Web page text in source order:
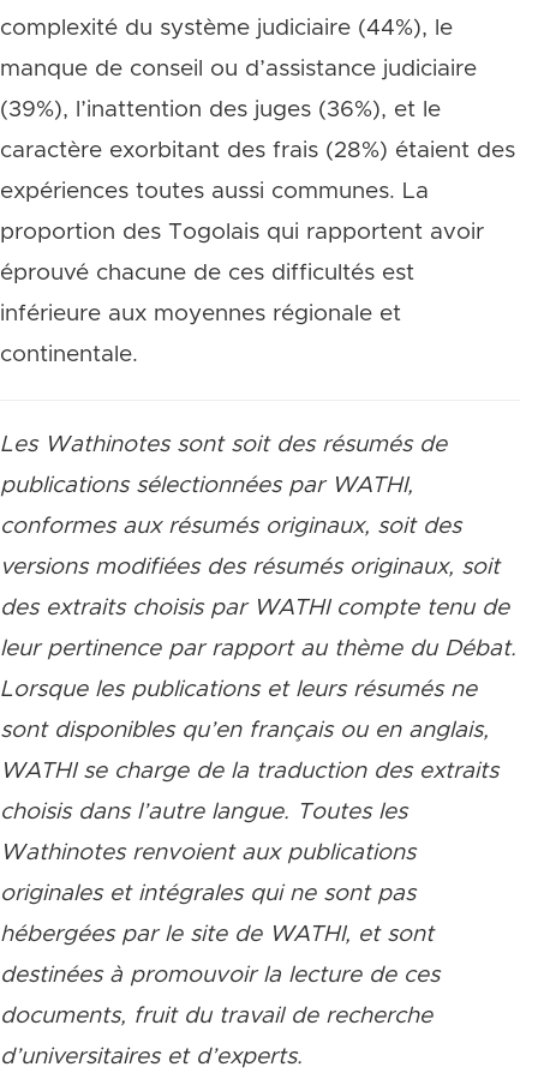
complexité du système judiciaire (44%), le
manque de conseil ou d’assistance judiciaire
(39%), l’inattention des juges (36%), et le
caractère exorbitant des frais (28%) étaient des
expériences toutes aussi communes. La
proportion des Togolais qui rapportent avoir
éprouvé chacune de ces difficultés est
inférieure aux moyennes régionale et
continentale.
Les Wathinotes sont soit des résumés de
publications sélectionnées par WATHI,
conformes aux résumés originaux, soit des
versions modifiées des résumés originaux, soit
des extraits choisis par WATHI compte tenu de
leur pertinence par rapport au thème du Débat.
Lorsque les publications et leurs résumés ne
sont disponibles qu’en français ou en anglais,
WATHI se charge de la traduction des extraits
choisis dans l’autre langue. Toutes les
Wathinotes renvoient aux publications
originales et intégrales qui ne sont pas
hébergées par le site de WATHI, et sont
destinées à promouvoir la lecture de ces
documents, fruit du travail de recherche
d’universitaires et d’experts.